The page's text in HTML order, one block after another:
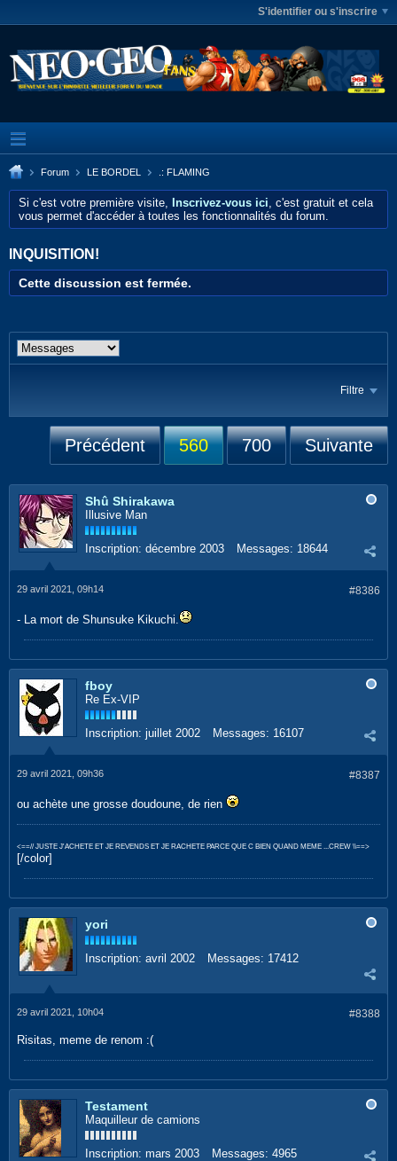
S'identifier ou s'inscrire
Forum LE BORDEL .: FLAMING
Si c'est votre première visite, Inscrivez-vous ici, c'est gratuit et cela
vous permet d'accéder à toutes les fonctionnalités du forum.
INQUISITION!
Cette discussion est fermée.
Filtre
Précédent 560 700 Suivante
Shû Shirakawa
Illusive Man
Inscription: décembre 2003 Messages: 18644
#8386
29 avril 2021, 09h14
- La mort de Shunsuke Kikuchi.
fboy
Re Ex-VIP
Inscription: juillet 2002 Messages: 16107
#8387
29 avril 2021, 09h36
ou achète une grosse doudoune, de rien
<==// JUSTE J'ACHETE ET JE REVENDS ET JE RACHETE PARCE QUE C BIEN QUAND MEME ...CREW \\==>
[/color]
yori
Inscription: avril 2002 Messages: 17412
#8388
29 avril 2021, 10h04
Risitas, meme de renom :(
Testament
Maquilleur de camions
Inscription: mars 2003 Messages: 4965